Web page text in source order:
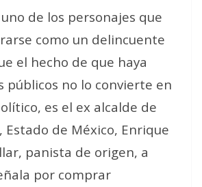
de los personajes que
como un delincuente
el hecho de que haya
públicos no lo convierte en
es el ex alcalde de
Estado de México, Enrique
panista de origen, a
por comprar